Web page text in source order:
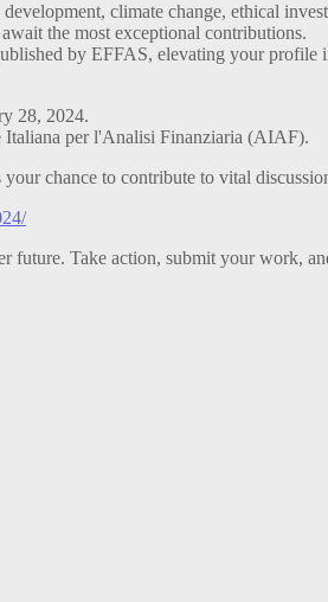
climate change, ethical
the most exceptional contributions.
by EFFAS, elevating your profile
28, 2024.
Italiana per l'Analisi Finanziaria (AIAF).
chance to contribute to vital
future. Take action, submit your work,